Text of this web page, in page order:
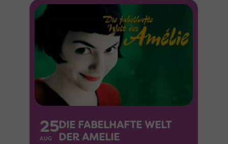
25
AUG
DIE FABELHAFTE WELT
DER AMELIE